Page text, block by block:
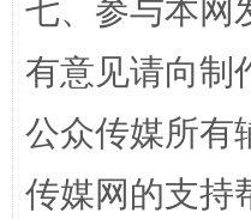
网上购药对药下
七、参与本网
有意见请向制
公众传媒所有
传媒网的支持